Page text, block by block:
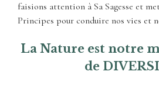
faisions attention à Sa Sagesse et
Principes pour conduire nos vies et
La Nature est notre
de